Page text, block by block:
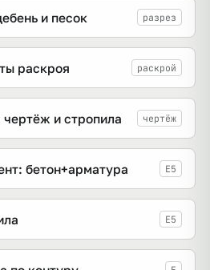
и песок разрез
раскроя раскрой
и стропила чертёж
бетон+арматура E5
E5